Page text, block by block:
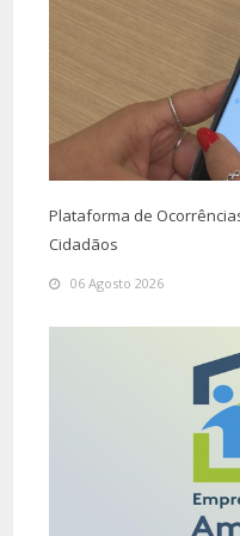
Plataforma de
Cidadãos
06 Agosto 2026